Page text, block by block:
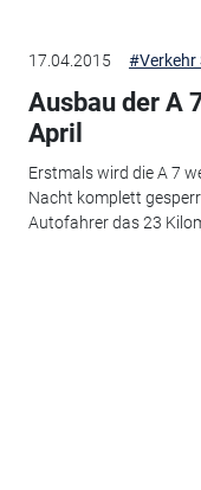
17.04.2015 #Verkehr
Ausbau der A
April
Erstmals wird die A 7
Nacht komplett
Autofahrer das 23